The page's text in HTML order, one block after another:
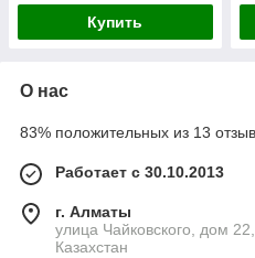
Купить
О нас
83% положительных из 13
Работает с 30.10.2013
г. Алматы
улица Чайковского, дом
Казахстан